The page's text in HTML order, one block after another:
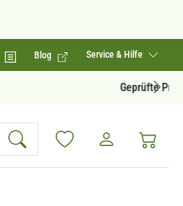
Blog Service & Hilfe